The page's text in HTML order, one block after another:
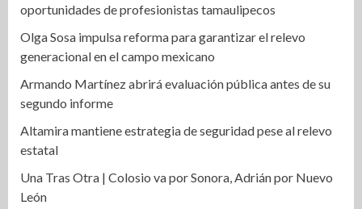
oportunidades de profesionistas tamaulipecos
Olga Sosa impulsa reforma para garantizar el relevo
generacional en el campo mexicano
Armando Martínez abrirá evaluación pública antes de su
segundo informe
Altamira mantiene estrategia de seguridad pese al relevo
estatal
Una Tras Otra | Colosio va por Sonora, Adrián por Nuevo
León